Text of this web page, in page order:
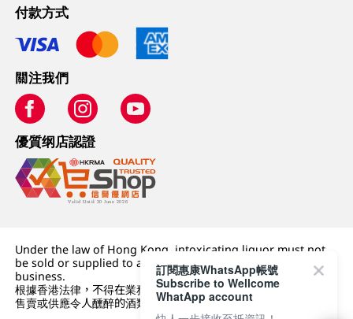
付款方式
關注我們
優質纲店認證
Under the law of Hong Kong, intoxicating liquor must not
be sold or supplied to a minor (under 18) in the course of
business.
根據香港法律，不得在業務過程中，向未成年人 (18 歲以下人士)
售賣或供應令人醺醉的酒類。
訂閱惠康WhatsApp帳號
Subscribe to Wellcome
WhatApp account